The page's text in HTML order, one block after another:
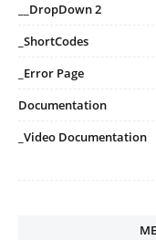
__DropDown 2
_ShortCodes
_Error Page
Documentation
_Video Documentation